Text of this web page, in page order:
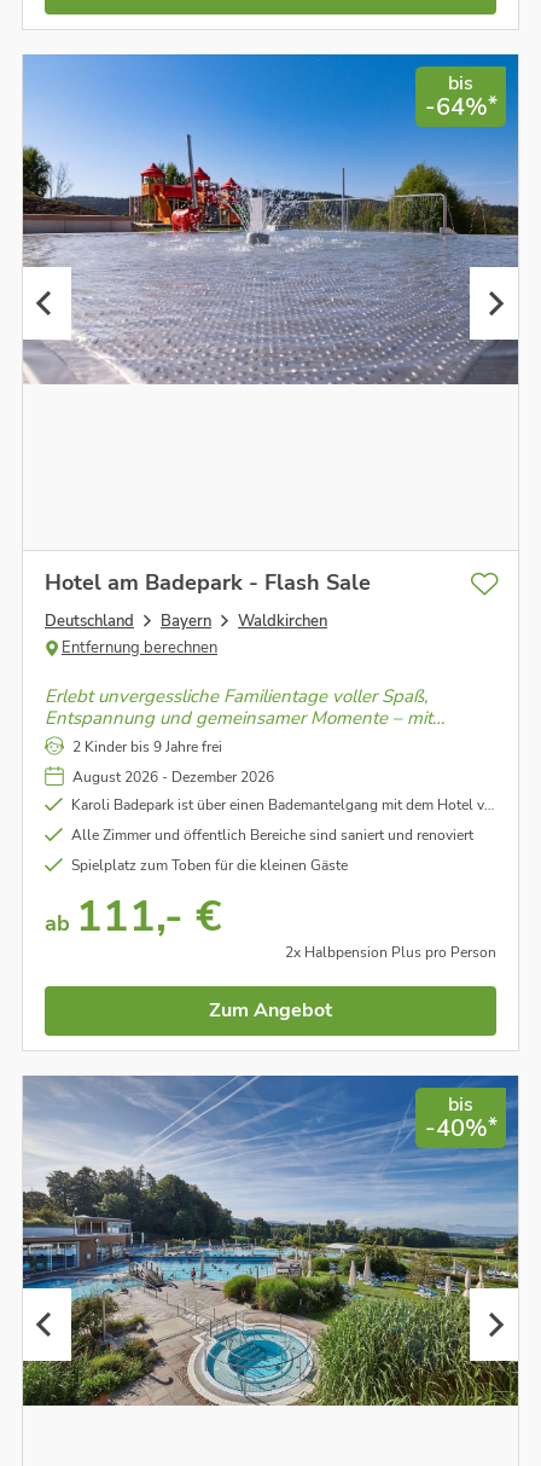
bis
-64%*
Hotel am Badepark - Flash Sale
Deutschland Bayern
Waldkirchen
Entfernung berechnen
Erlebt unvergessliche Familientage voller Spaß,
Entspannung und gemeinsamer Momente – mit
direktem Zugang zum Badepark und Wohlfühlkomfort
für Groß und Klein!
2 Kinder bis 9 Jahre frei
August 2026 - Dezember 2026
Karoli Badepark ist über einen Bademantelgang mit dem Hotel verbunden
Alle Zimmer und öffentlich Bereiche sind saniert und renoviert
Spielplatz zum Toben für die kleinen Gäste
ab 111,- €
2x Halbpension Plus pro Person
Zum Angebot
bis
-40%*